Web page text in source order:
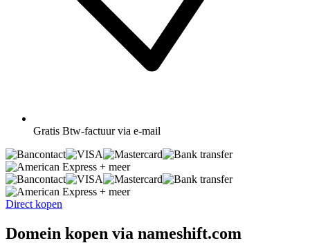
Gratis Btw-factuur via e-mail
+ meer
+ meer
Direct kopen
Domein kopen via nameshift.com